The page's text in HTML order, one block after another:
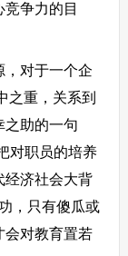
争力的目
对于一个企
之重，关系到
之助的一句
对职员的培养
经济社会大背
，只有傻瓜或
会对教育置若